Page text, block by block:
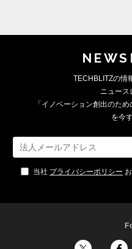
TECHBLITZの情
ニュース
「イノベーション創出のた
を今
当社 プライバシーポリシー